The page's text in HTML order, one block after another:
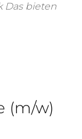
Das bieten
(m/w)